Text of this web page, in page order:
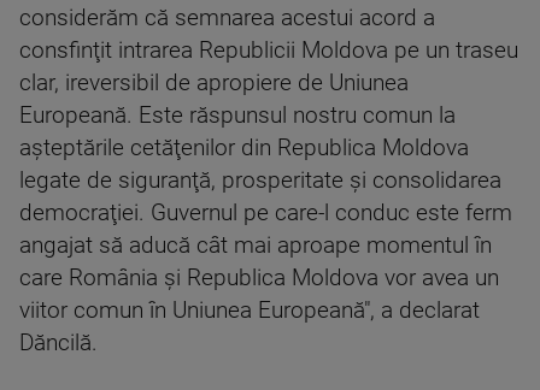
considerăm că semnarea acestui acord a
consfinţit intrarea Republicii Moldova pe un traseu
clar, ireversibil de apropiere de Uniunea
Europeană. Este răspunsul nostru comun la
aşteptările cetăţenilor din Republica Moldova
legate de siguranţă, prosperitate şi consolidarea
democraţiei. Guvernul pe care-l conduc este ferm
angajat să aducă cât mai aproape momentul în
care România şi Republica Moldova vor avea un
viitor comun în Uniunea Europeană", a declarat
Dăncilă.